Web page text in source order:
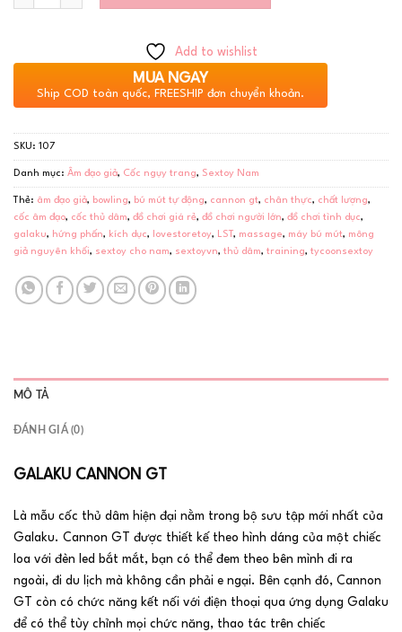
Add to wishlist
MUA NGAY
Ship COD toàn quốc, FREESHIP đơn chuyển khoản.
SKU: 107
Danh mục: Âm đạo giả, Cốc ngụy trang, Sextoy Nam
Thẻ: âm đạo giả, bowling, bú mút tự động, cannon gt, chân thực, chất lượng,
cốc âm đạo, cốc thủ dâm, đồ chơi giá rẻ, đồ chơi người lớn, đồ chơi tình dục,
galaku, hứng phấn, kích dục, lovestoretoy, LST , massage, máy bú mút, mông
giả nguyên khối, sextoy cho nam, sextoyvn, thủ dâm, training, tycoonsextoy
MÔ TẢ
ĐÁNH GIÁ (0)
GALAKU CANNON GT
Là mẫu cốc thủ dâm hiện đại nằm trong bộ sưu tập mới nhất của
Galaku. Cannon GT được thiết kế theo hình dáng của một chiếc
loa với đèn led bắt mắt, bạn có thể đem theo bên mình đi ra
ngoài, đi du lịch mà không cần phải e ngại. Bên cạnh đó, Cannon
GT còn có chức năng kết nối với điện thoại qua ứng dụng Galaku
để có thể tùy chỉnh mọi chức năng, thao tác trên chiếc